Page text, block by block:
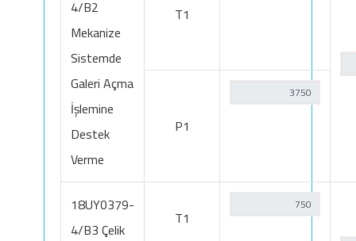
4/B2
Mekanize
Sistemde
Galeri Açma
İşlemine
Destek
Verme
T1
P1
18UY0379-
4/B3 Çelik
T1